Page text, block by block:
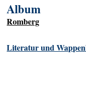
Album
Romberg
Literatur und